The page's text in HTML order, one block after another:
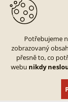
Potřebujeme
zobrazovaný
přesně to, co
webu nikdy